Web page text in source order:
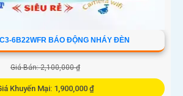
6B22WFR BÁO ĐỘNG NHÁY ĐÈN
Giá Bán: 2,100,000 ₫
Khuyến Mại: 1,900,000 ₫